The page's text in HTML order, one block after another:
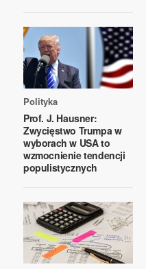
Polityka
Prof. J. Hausner:
Zwycięstwo Trumpa w
wyborach w USA to
wzmocnienie tendencji
populistycznych